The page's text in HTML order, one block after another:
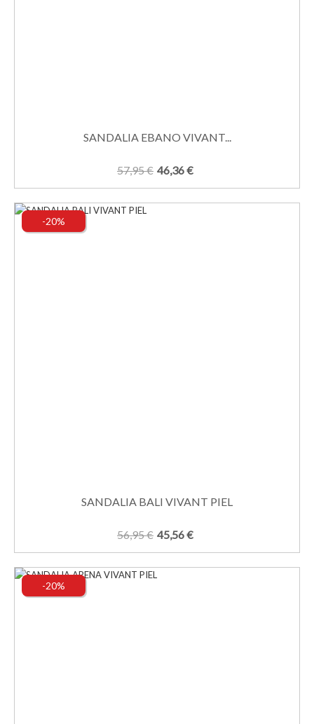
SANDALIA EBANO VIVANT...
57,95 € 46,36 €
-20%
SANDALIA BALI VIVANT PIEL
56,95 € 45,56 €
-20%